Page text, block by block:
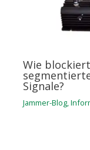
Wie
Signale?
Jammer-Blog,